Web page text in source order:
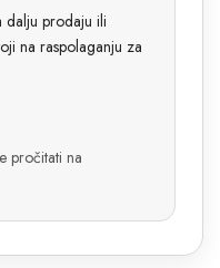
dalju prodaju ili
na raspolaganju za
pročitati na